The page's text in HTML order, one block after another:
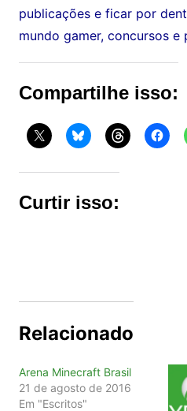
publicações e ficar por
mundo gamer, concursos e
Compartilhe isso:
Curtir isso:
Relacionado
Arena Minecraft Brasil
21 de agosto de 2016
Em "Escritos"